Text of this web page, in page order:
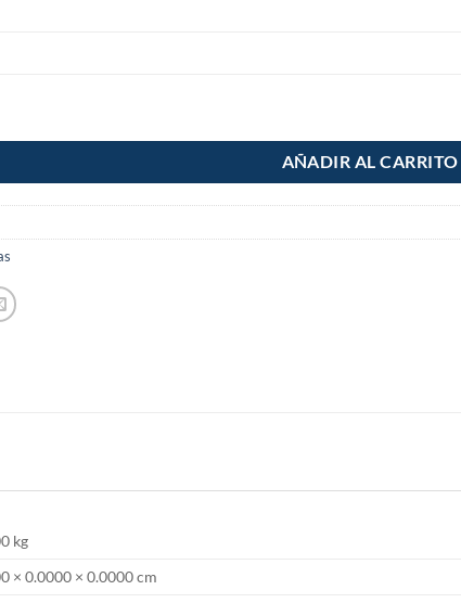
AÑADIR AL CARRITO
kg
× 0.0000 × 0.0000 cm